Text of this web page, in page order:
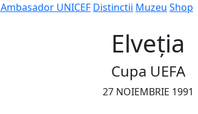
Ambasador UNICEF Distinctii Muzeu Shop
Elveția
Cupa UEFA
27 NOIEMBRIE 1991